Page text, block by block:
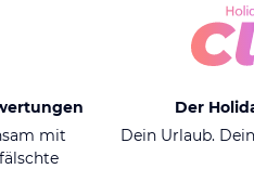
mit
Der
Dein Urlaub.